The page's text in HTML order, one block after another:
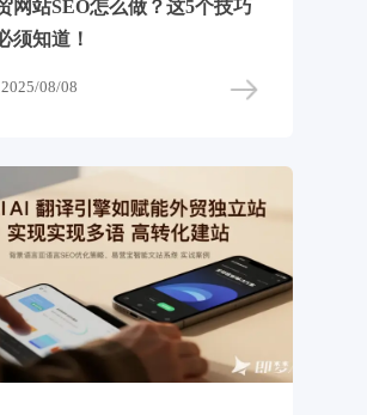
网站SEO怎么做？这5个技巧
须知道！
2025/08/08